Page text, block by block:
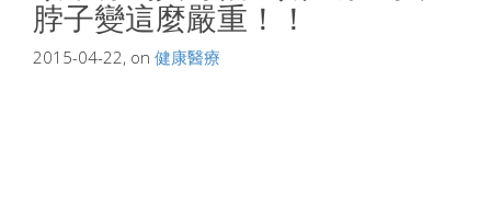
脖子變這麼嚴重！！
2015-04-22, on 健康醫療